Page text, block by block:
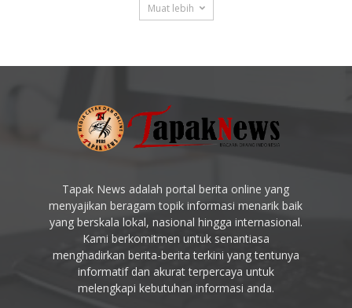
Muat lebih
Tapak News adalah portal berita online yang
menyajikan beragam topik informasi menarik baik
yang berskala lokal, nasional hingga internasional.
Kami berkomitmen untuk senantiasa
menghadirkan berita-berita terkini yang tentunya
informatif dan akurat terpercaya untuk
melengkapi kebutuhan informasi anda.